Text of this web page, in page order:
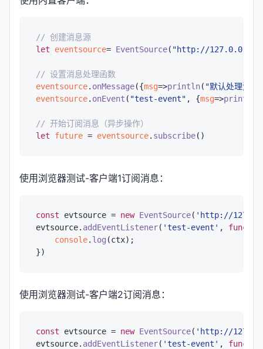
// 创建消息源
let
eventsource= EventSource( "http://
// 设置消息处理函数
eventsource. onMessage({msg=>println( "默认处理消息
eventsource. onEvent ( "test-event" , {msg=>println
// 开始订阅消息（异步操作）
let
future = eventsource. subscribe
使用浏览器测试-客户端1订阅消息：
const evtsource = new EventSource( 'http://
evtsource. addEventListener( 'test-event' ,
console. log (ctx);
使用浏览器测试-客户端2订阅消息：
const evtsource = new EventSource( 'http://
evtsource. addEventListener( 'test-event' ,